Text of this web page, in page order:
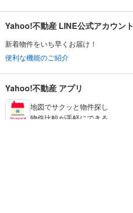
Yahoo!不動産 LINE公式アカウント
新着物件をいち早くお届け！
便利な機能のご紹介
Yahoo!不動産 アプリ
地図でサクッと物件探し
物件比較が手軽にできる